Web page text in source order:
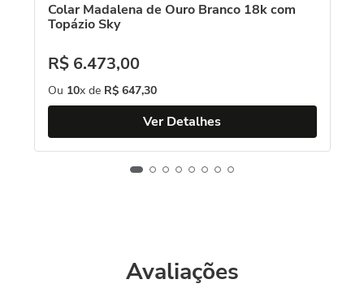
Colar Madalena de Ouro Branco 18k com
Topázio Sky
R$ 6.473,00
Ou 10x de R$ 647,30
Ver Detalhes
Avaliações